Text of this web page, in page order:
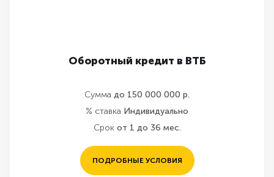
Оборотный кредит в ВТБ
Сумма до 150 000 000 р.
% ставка Индивидуально
Срок от 1 до 36 мес.
ПОДРОБНЫЕ УСЛОВИЯ